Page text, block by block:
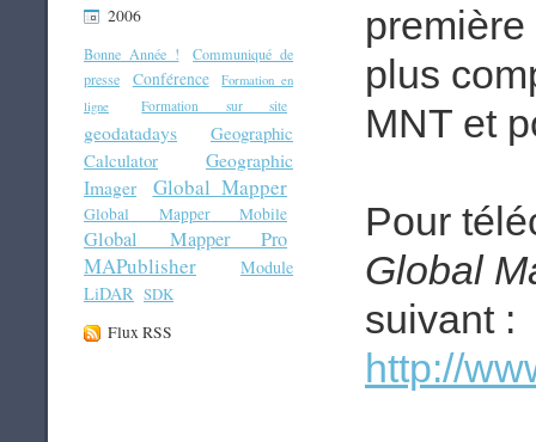
2006
Bonne Année !
Communiqué de
presse
Conférence
Formation en
ligne
Formation sur site
geodatadays
Geographic
Calculator
Geographic
Imager
Global Mapper
Global Mapper Mobile
Global Mapper Pro
MAPublisher
Module
LiDAR SDK
Flux RSS
plus
MNT et
Pour
Global
suivant :
http://